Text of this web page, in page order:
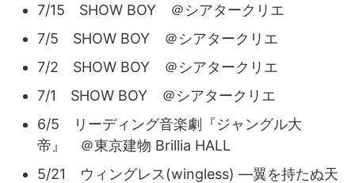
7/15 SHOW BOY ＠シアタークリエ
7/5 SHOW BOY ＠シアタークリエ
7/2 SHOW BOY ＠シアタークリエ
7/1 SHOW BOY ＠シアタークリエ
6/5 リーディング音楽劇『ジャングル大
帝』 ＠東京建物 Brillia HALL
5/21 ウィングレス(wingless) ―翼を持たぬ天